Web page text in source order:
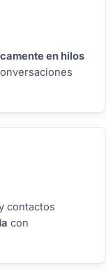
en hilos
contactos
con